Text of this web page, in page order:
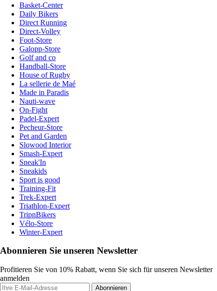
Basket-Center
Daily Bikers
Direct Running
Direct-Volley
Foot-Store
Galopp-Store
Golf and co
Handball-Store
House of Rugby
La sellerie de Maé
Made in Paradis
Nauti-wave
On-Fight
Padel-Expert
Pecheur-Store
Pet and Garden
Slowood Interior
Smash-Expert
Sneak'In
Sneakids
Sport is good
Training-Fit
Trek-Expert
Triathlon-Expert
TripnBikers
Vélo-Store
Winter-Expert
Abonnieren Sie unseren Newsletter
Profitieren Sie von 10% Rabatt, wenn Sie sich für unseren Newsletter
anmelden
Abonnieren